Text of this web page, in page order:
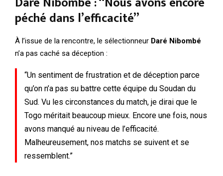
péché dans l’efficacité”
À l’issue de la rencontre, le sélectionneur Daré Nibombé
n’a pas caché sa déception :
“Un sentiment de frustration et de déception parce
qu’on n’a pas su battre cette équipe du Soudan du
Sud. Vu les circonstances du match, je dirai que le
Togo méritait beaucoup mieux. Encore une fois, nous
avons manqué au niveau de l’efficacité.
Malheureusement, nos matchs se suivent et se
ressemblent.”